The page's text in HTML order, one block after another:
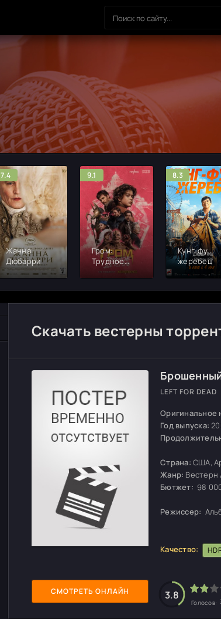
7.4
Жанна
Дюбарри
9.1
Гром:
Трудное
детство
8.3
Кунг-фу
жеребец
Скачать вестерны
LEFT FOR DEAD
Оригинальное
Год выпуска:
Страна: США,
Жанр: Вестерн
Бютжет: 98
Режиссер:
Качество:
СМОТРЕТЬ ОНЛАЙН 3.8
Голосов: